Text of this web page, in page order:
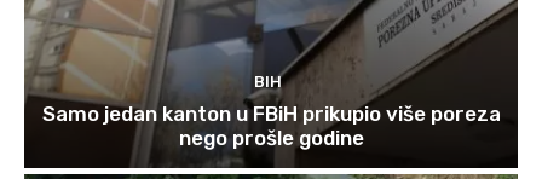
BIH
Samo jedan kanton u FBiH prikupio više poreza
nego prošle godine